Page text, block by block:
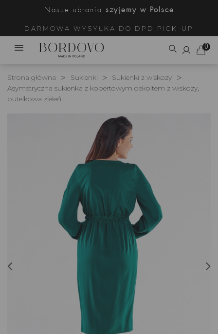
Nasze ubrania szyjemy w Polsce
DARMOWA WYSYŁKA DO DPD PICK-UP
0
Strona główna Sukienki
Sukienki z wiskozy
Asymetryczna sukienka z kopertowym dekoltem z wiskozy,
butelkowa zieleń